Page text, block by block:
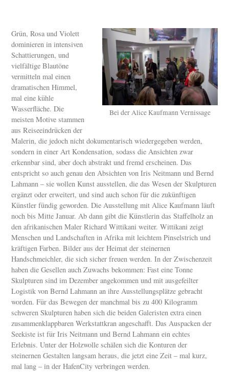
Bei der Alice Kaufmann Vernissage
Grün, Rosa und Violett
dominieren in intensiven
Schattierungen, und
vielfältige Blautöne
vermitteln mal einen
dramatischen Himmel,
mal eine kühle
Wasserfläche. Die
meisten Motive stammen
aus Reiseeindrücken der
Malerin, die jedoch nicht dokumentarisch wiedergegeben werden,
sondern in einer Art Kondensation, sodass die Ansichten zwar
erkennbar sind, aber doch abstrakt und fremd erscheinen. Das
entspricht so auch genau den Absichten von Iris Neitmann und Bernd
Lahmann – sie wollen Kunst ausstellen, die das Wesen der Skulpturen
ergänzt oder erweitert, und sind auch schon für die zukünftigen
Künstler fündig geworden. Die Ausstellung mit Alice Kaufmann läuft
noch bis Mitte Januar. Ab dann gibt die Künstlerin das Staffelholz an
den afrikanischen Maler Richard Wittikani weiter. Wittikani zeigt
Menschen und Landschaften in Afrika mit leichtem Pinselstrich und
kräftigen Farben. Bilder aus der Heimat der steinernen
Handschmeichler, die sich sicher freuen werden. In der Zwischenzeit
haben die Gesellen auch Zuwachs bekommen: Fast eine Tonne
Skulpturen sind im Dezember angekommen und mit ausgefeilter
Logistik von Bernd Lahmann an ihre Ausstellungsplätze gebracht
worden. Für das Bewegen der manchmal bis zu 400 Kilogramm
schweren Skulpturen haben sich die beiden Galeristen extra einen
zusammenklappbaren Werkstattkran angeschafft. Das Auspacken der
Seekiste ist für Iris Neitmann und Bernd Lahmann ein echtes
Erlebnis. Unter der Holzwolle schälen sich die Konturen der
steinernen Gestalten langsam heraus, die jetzt eine Zeit – mal kurz,
mal lang – in der HafenCity verbringen werden.